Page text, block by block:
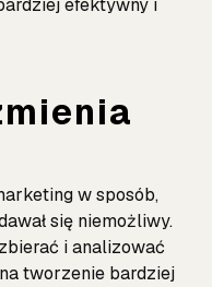
efektywny i
w sposób,
się niemożliwy.
i analizować
tworzenie bardziej